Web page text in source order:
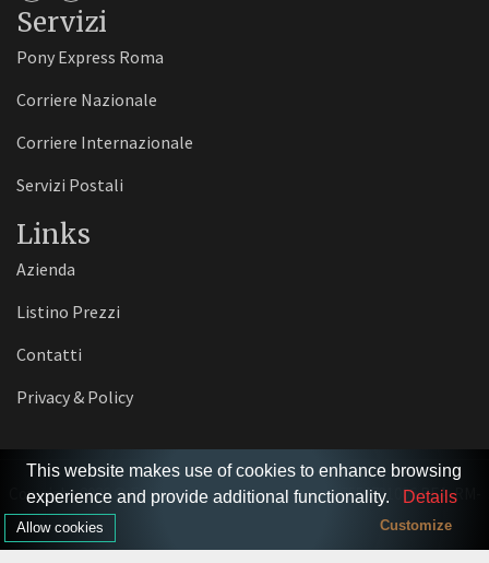
Servizi
Pony Express Roma
Corriere Nazionale
Corriere Internazionale
Servizi Postali
Links
Azienda
Listino Prezzi
Contatti
Privacy & Policy
Copyright 2026 © EXPRESS-ONE S.r.l.s. - P.I./C.F. 17552731006 REA: RM-
This website makes use of cookies to enhance browsing
experience and provide additional functionality.
Details
Allow cookies Customize